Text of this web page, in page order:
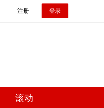
注册 登录
滚动